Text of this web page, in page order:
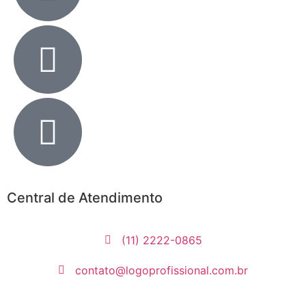
Central de Atendimento
(11) 2222-0865
contato@logoprofissional.com.br